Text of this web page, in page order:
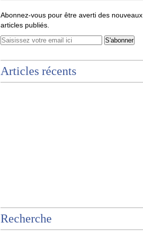
Abonnez-vous pour être averti des nouveaux
articles publiés.
Articles récents
Recherche